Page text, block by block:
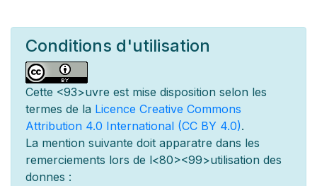
Conditions d'utilisation
Cette <93>uvre est mise disposition selon les
termes de la Licence Creative Commons
Attribution 4.0 International (CC BY 4.0).
La mention suivante doit apparatre dans les
remerciements lors de l<80><99>utilisation des
donnes :